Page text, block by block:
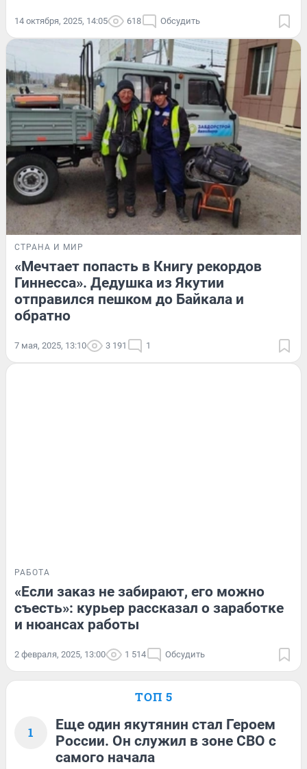
14 октября, 2025, 14:05 618 Обсудить
СТРАНА И МИР
«Мечтает попасть в Книгу рекордов
Гиннесса». Дедушка из Якутии
отправился пешком до Байкала и
обратно
7 мая, 2025, 13:10 3 191 1
РАБОТА
«Если заказ не забирают, его можно
съесть»: курьер рассказал о заработке
и нюансах работы
2 февраля, 2025, 13:00 1 514 Обсудить
ТОП 5
1
Еще один якутянин стал Героем
России. Он служил в зоне СВО с
самого начала